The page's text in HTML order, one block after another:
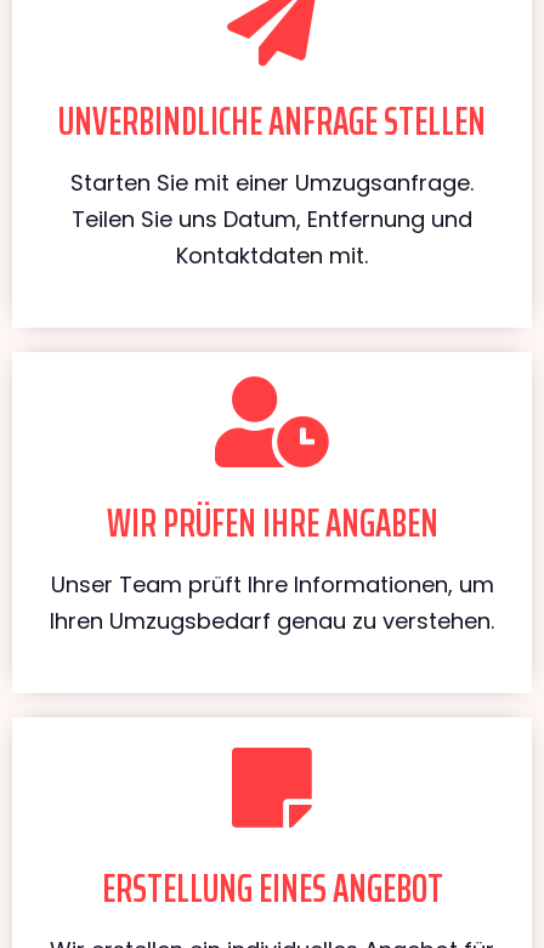
UNVERBINDLICHE ANFRAGE STELLEN
Starten Sie mit einer Umzugsanfrage.
Teilen Sie uns Datum, Entfernung und
Kontaktdaten mit.
WIR PRÜFEN IHRE ANGABEN
Unser Team prüft Ihre Informationen, um
Ihren Umzugsbedarf genau zu verstehen.
ERSTELLUNG EINES ANGEBOT